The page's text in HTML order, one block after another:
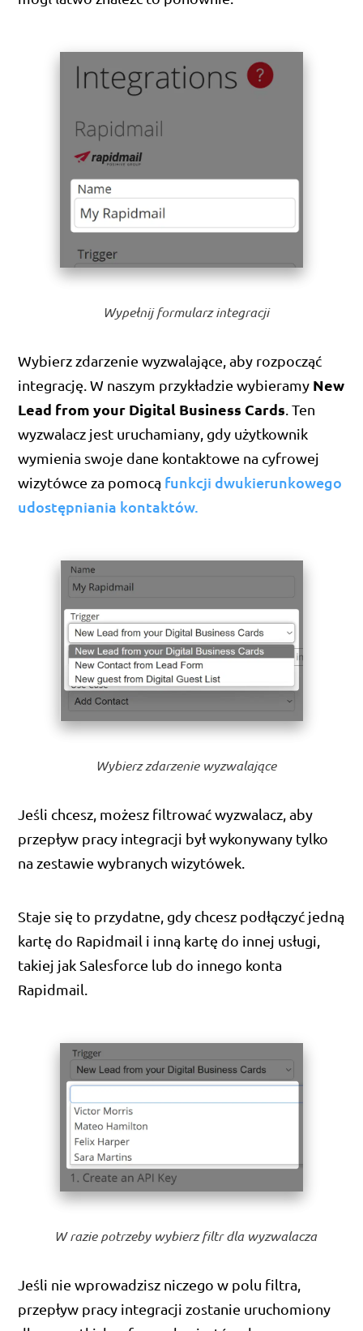
Wypełnij formularz integracji
Wybierz zdarzenie wyzwalające, aby rozpocząć
integrację. W naszym przykładzie wybieramy New
Lead from your Digital Business Cards . Ten
wyzwalacz jest uruchamiany, gdy użytkownik
wymienia swoje dane kontaktowe na cyfrowej
wizytówce za pomocą funkcji dwukierunkowego
udostępniania kontaktów.
Wybierz zdarzenie wyzwalające
Jeśli chcesz, możesz filtrować wyzwalacz, aby
przepływ pracy integracji był wykonywany tylko
na zestawie wybranych wizytówek.
Staje się to przydatne, gdy chcesz podłączyć jedną
kartę do Rapidmail i inną kartę do innej usługi,
takiej jak Salesforce lub do innego konta
Rapidmail.
W razie potrzeby wybierz filtr dla wyzwalacza
Jeśli nie wprowadzisz niczego w polu filtra,
przepływ pracy integracji zostanie uruchomiony